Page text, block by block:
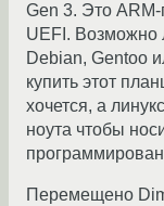
Gen 3. Это
UEFI. Возможно
Debian, Gentoo
купить этот
хочется, а
ноута чтобы
Перемещено